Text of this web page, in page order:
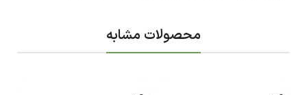
محصولات مشابه